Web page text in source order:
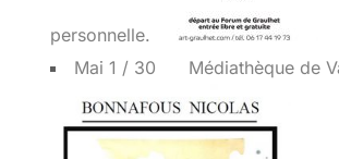
personnelle.
Mai 1 / 30 Médiathèque de